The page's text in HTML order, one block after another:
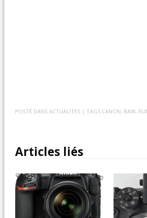
POSTÉ DANSACTUALITES | TAGS CANON, RAW,
Articles liés